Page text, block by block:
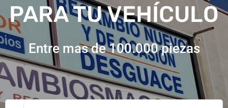
PARA TU VEHÍCULO
Entre mas de 100.000 piezas